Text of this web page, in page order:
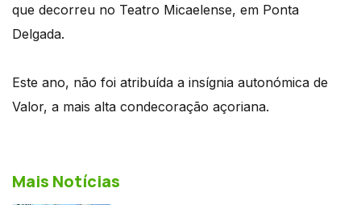
que decorreu no Teatro Micaelense, em Ponta
Delgada.
Este ano, não foi atribuída a insígnia autonómica de
Valor, a mais alta condecoração açoriana.
Mais Notícias